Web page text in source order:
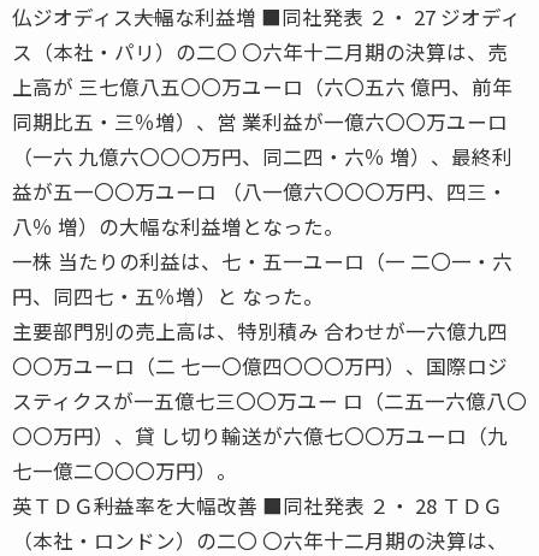
仏ジオディス――大幅な利益増 ■同社発表 ２・ 27 ジオディ
ス（本社・パリ）の二〇 〇六年十二月期の決算は、売
上高が 三七億八五〇〇万ユーロ（六〇五六 億円、前年
同期比五・三％増）、営 業利益が一億六〇〇万ユーロ
（一六 九億六〇〇〇万円、同二四・六％ 増）、最終利
益が五一〇〇万ユーロ （八一億六〇〇〇万円、四三・
八％ 増）の大幅な利益増となった。
一株 当たりの利益は、七・五一ユーロ（一 二〇一・六
円、同四七・五％増）と なった。
主要部門別の売上高は、特別積み 合わせが一六億九四
〇〇万ユーロ（二 七一〇億四〇〇〇万円）、国際ロジ
スティクスが一五億七三〇〇万ユー ロ（二五一六億八〇
〇〇万円）、貸 し切り輸送が六億七〇〇万ユーロ（九
七一億二〇〇〇万円）。
英ＴＤＧ――利益率を大幅改善 ■同社発表 ２・ 28 ＴＤＧ
（本社・ロンドン）の二〇 〇六年十二月期の決算は、